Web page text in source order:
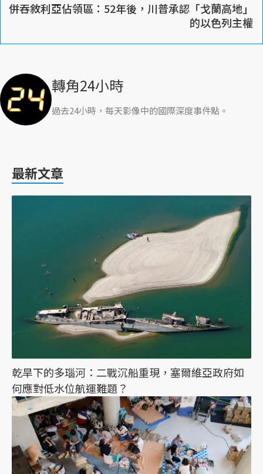
併吞敘利亞佔領區：52年後，川普承認「戈蘭高地」
的以色列主權
轉角24小時
過去24小時，每天影像中的國際深度事件點。
最新文章
乾旱下的多瑙河：二戰沉船重現，塞爾維亞政府如
何應對低水位航運難題？